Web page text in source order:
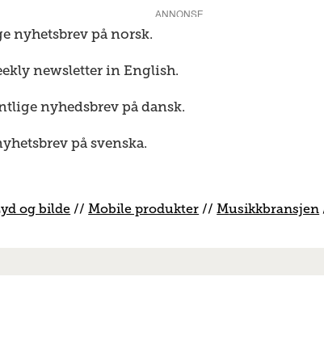
ANNONSE
nyhetsbrev på norsk.
newsletter in English.
nyhedsbrev på dansk.
på svenska.
og bilde //Mobile produkter //Musikkbransjen